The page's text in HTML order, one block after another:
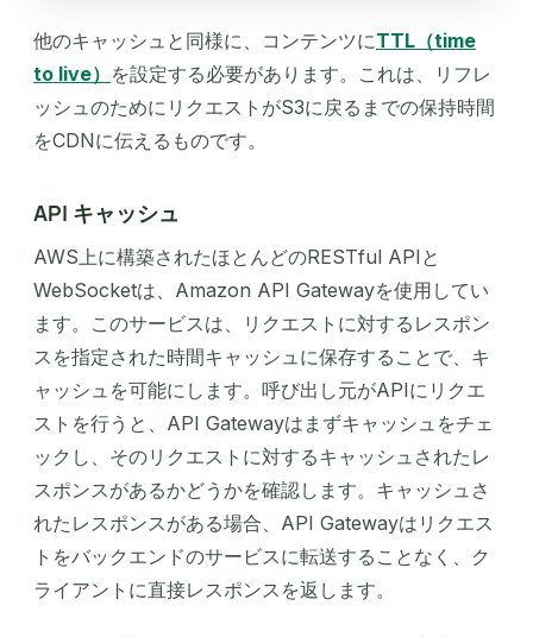
他のキャッシュと同様に、コンテンツにTTL（time
to live） を設定する必要があります。これは、リフレ
ッシュのためにリクエストがS3に戻るまでの保持時間
をCDNに伝えるものです。
API キャッシュ
AWS上に構築されたほとんどのRESTful APIと
WebSocketは、Amazon API Gatewayを使用してい
ます。このサービスは、リクエストに対するレスポン
スを指定された時間キャッシュに保存することで、キ
ャッシュを可能にします。呼び出し元がAPIにリクエ
ストを行うと、API Gatewayはまずキャッシュをチェ
ックし、そのリクエストに対するキャッシュされたレ
スポンスがあるかどうかを確認します。キャッシュさ
れたレスポンスがある場合、API Gatewayはリクエス
トをバックエンドのサービスに転送することなく、ク
ライアントに直接レスポンスを返します。